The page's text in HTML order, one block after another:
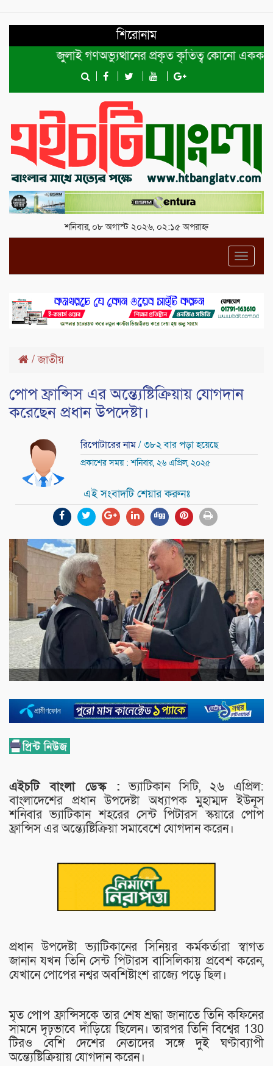
শিরোনাম
জুলাই গণঅভ্যুত্থানের প্রকৃত কৃতিত্ব কোনো একক ব্যক্তি
শনিবার, ০৮ অগাস্ট ২০২৬, ০২:১৫ অপরাহ্ন
/জাতীয়
পোপ ফ্রান্সিস এর অন্ত্যেষ্টিক্রিয়ায় যোগদান
করেছেন প্রধান উপদেষ্টা।
রিপোটারের নাম/ ৩৮২ বার পড়া হয়েছে
প্রকাশের সময় : শনিবার, ২৬ এপ্রিল, ২০২৫
এই সংবাদটি শেয়ার করুনঃ
এইচটি বাংলা ডেস্ক : ভ্যাটিকান সিটি, ২৬ এপ্রিল:
বাংলাদেশের প্রধান উপদেষ্টা অধ্যাপক মুহাম্মদ ইউনূস
শনিবার ভ্যাটিকান শহরের সেন্ট পিটারস স্কয়ারে পোপ
ফ্রান্সিস এর অন্ত্যেষ্টিক্রিয়া সমাবেশে যোগদান করেন।
প্রধান উপদেষ্টা ভ্যাটিকানের সিনিয়র কর্মকর্তারা স্বাগত
জানান যখন তিনি সেন্ট পিটারস বাসিলিকায় প্রবেশ করেন,
যেখানে পোপের নশ্বর অবশিষ্টাংশ রাজ্যে পড়ে ছিল।
মৃত পোপ ফ্রান্সিসকে তার শেষ শ্রদ্ধা জানাতে তিনি কফিনের
সামনে দৃঢ়ভাবে দাঁড়িয়ে ছিলেন। তারপর তিনি বিশ্বের 130
টিরও বেশি দেশের নেতাদের সঙ্গে দুই ঘণ্টাব্যাপী
অন্ত্যেষ্টিক্রিয়ায় যোগদান করেন।